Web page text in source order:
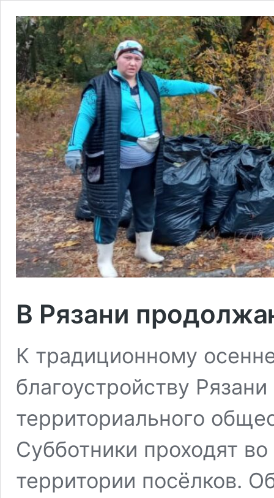
В Рязани
К традиционному
благоустройству
территориального
Субботники проходят
территории посёлков.